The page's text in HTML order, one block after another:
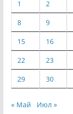
1 2
8 9
15 16
22 23
29 30
« Май Июл »